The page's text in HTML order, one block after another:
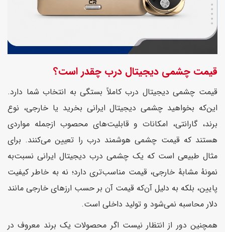
قیمت چشمی دیجیتال درب چقدر است؟
قیمت چشمی دیجیتال درب کاملاً بستگی به انتخاب شما دارد.
این‌که بخواهید چشمی دیجیتال ایرانی بخرید یا خارجی، نوع
برند، گارانتی، امکانات و قابلیت‌های محصوب ازجمله مواردی
هستند که قیمت چشمی هوشمند درب را تعیین می‌کنند. برای
مثال طبیعی است که یک چشمی درب دیجیتال ایرانی نسبت‌به
نمونهٔ مشابهٔ خارجی، قیمت مناسب‌تری دارد؛ نه به خاطر کیفیت
پایین، بلکه به دلیل آن‌که قیمت آن بر حسب ارزهای خارجی مانند
دلار محاسبه نمی‌شود و تولید داخلی است.
همچنین دور از انتظار نیست اگر محصولات یک برند معروف در